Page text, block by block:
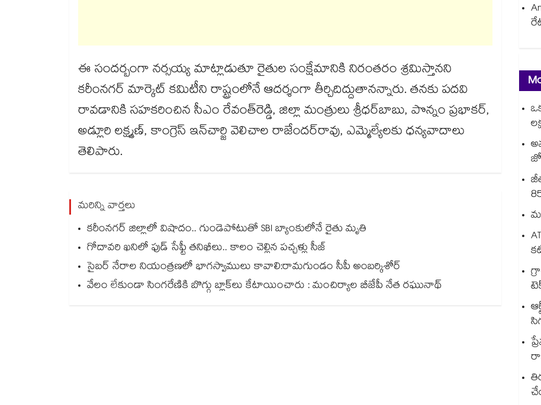
ఈ సందర్బంగా నర్సయ్య మాట్లాడుతూ రైతుల సంక్షేమానికి నిరంతరం శ్రమిస్తానని
కరీంనగర్ మార్కెట్ కమిటీని రాష్ట్రంలోనే ఆదర్శంగా తీర్చిదిద్దుతానన్నారు. తనకు పదవి
రావడానికి సహకరించిన సీఎం రేవంత్‌‌‌‌‌‌‌‌రెడ్డి, జిల్లా మంత్రులు శ్రీధర్‌‌‌‌‌‌‌‌‌‌‌‌‌‌‌‌బాబు, పొన్నం ప్రభాకర్‌‌‌‌‌‌‌‌‌‌‌‌‌‌‌‌,
అడ్లూరి లక్ష్మణ్‌‌‌‌‌‌‌‌, కాంగ్రెస్ ఇన్‌‌‌‌‌‌‌‌చార్జి వెలిచాల రాజేందర్‌‌‌‌‌‌‌‌‌‌‌‌‌‌‌‌రావు, ఎమ్మెల్యేలకు ధన్యవాదాలు
తెలిపారు.
మరిన్ని వార్తలు
కరీంనగర్ జిల్లాలో విషాదం.. గుండెపోటుతో SBI బ్యాంకులోనే రైతు మృతి
గోదావరి ఖనిలో ఫుడ్ సేఫ్టీ తనిఖీలు.. కాలం చెల్లిన పచ్చళ్లు సీజ్
సైబర్ నేరాల నియంత్రణలో భాగస్వాములు కావాలి:రామగుండం సీపీ అంబర్కిశోర్‌‌‌‌‌‌‌‌‌‌‌‌‌‌‌‌
వేలం లేకుండా సింగరేణికి బొగ్గు బ్లాక్‌‌‌‌‌‌‌‌లు కేటాయించారు : మంచిర్యాల బీజేపీ నేత రఘునాథ్